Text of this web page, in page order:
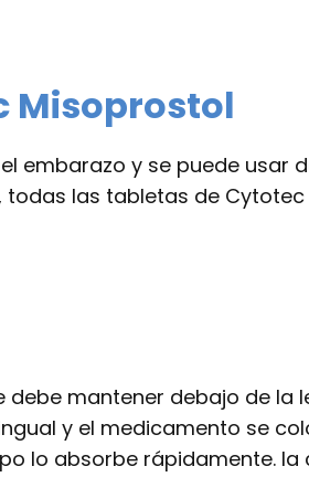
Misoprostol
embarazo y se puede usar
las tabletas de
mantener debajo de la
y el medicamento se
lo absorbe rápidamente.